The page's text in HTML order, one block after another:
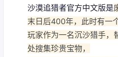
沙漠追猎者官方中文版是
末日后400年，此时有一
玩家作为一名沉沙猎手，
处搜集珍贵宝物，